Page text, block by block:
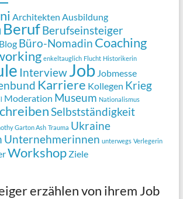
Architekten Ausbildung
BerufBerufseinsteiger
Blog Büro-Nomadin Coaching
enkeltauglich Flucht Historikerin
InterviewJob Jobmesse
Karriere Kollegen Krieg
Moderation Museum Nationalismus
Selbstständigkeit
Garton Ash Trauma Ukraine
Unternehmerinnen unterwegs Verlegerin
Workshop Ziele
erzählen von ihrem Job